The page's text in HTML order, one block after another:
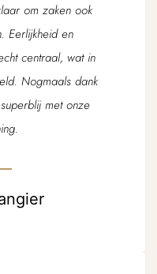
om zaken ook
Eerlijkheid en
centraal, wat in
Nogmaals dank
met onze